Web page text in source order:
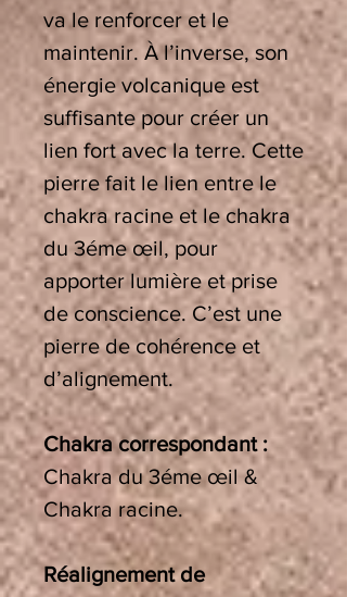
va le renforcer et le
maintenir. Àl’inverse, son
énergie volcanique est
suffisante pour créer un
lien fort avec la terre. Cette
pierre fait le lien entre le
chakra racine et le chakra
du 3éme œil, pour
apporter lumière et prise
de conscience. C’est une
pierre de cohérence et
d’alignement.
Chakra correspondant :
Chakra du 3éme œil &
Chakra racine.
Réalignement de